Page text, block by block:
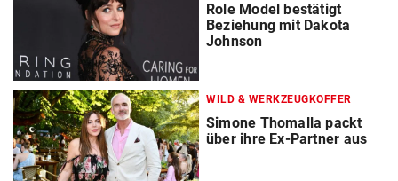
Role Model bestätigt
Beziehung mit Dakota
Johnson
WILD & WERKZEUGKOFFER
Simone Thomalla packt
über ihre Ex-Partner aus